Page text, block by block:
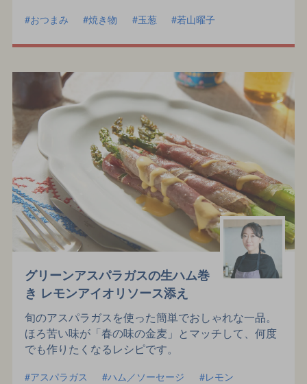
おつまみ 焼き物 玉葱 若山曜子
グリーンアスパラガスの生ハム巻
き レモンアイオリソース添え
旬のアスパラガスを使った簡単でおしゃれな一品。
ほろ苦い味が「春の味の金麦」とマッチして、何度
でも作りたくなるレシピです。
アスパラガス ハム／ソーセージ
レモン